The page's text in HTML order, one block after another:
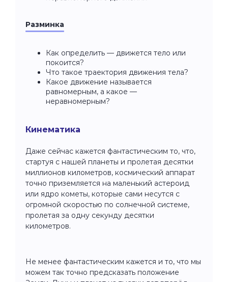
Разминка
Как определить — движется тело или
покоится?
Что такое траектория движения тела?
Какое движение называется
равномерным, а какое —
неравномерным?
Кинематика
Даже сейчас кажется фантастическим то, что,
стартуя с нашей планеты и пролетая десятки
миллионов километров, космический аппарат
точно приземляется на маленький астероид
или ядро кометы, которые сами несутся с
огромной скоростью по солнечной системе,
пролетая за одну секунду десятки
километров.
Не менее фантастическим кажется и то, что мы
можем так точно предсказать положение